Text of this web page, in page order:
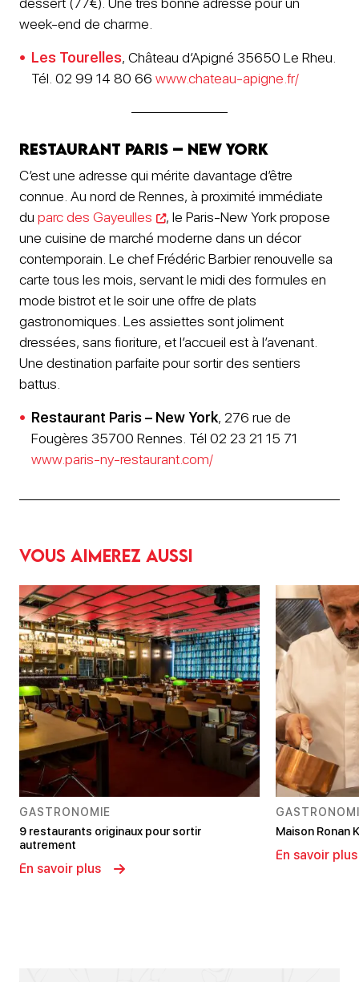
week-end de charme.
Les Tourelles, Château d’Apigné 35650 Le Rheu.
Tél. 02 99 14 80 66 www.chateau-apigne.fr/
Restaurant Paris – New York
C’est une adresse qui mérite davantage d’être
connue. Au nord de Rennes, à proximité immédiate
du parc des Gayeulles
, le Paris-New York propose
une cuisine de marché moderne dans un décor
contemporain. Le chef Frédéric Barbier renouvelle sa
carte tous les mois, servant le midi des formules en
mode bistrot et le soir une offre de plats
gastronomiques. Les assiettes sont joliment
dressées, sans fioriture, et l’accueil est à l’avenant.
Une destination parfaite pour sortir des sentiers
battus.
Restaurant Paris – New York, 276 rue de
Fougères 35700 Rennes. Tél 02 23 21 15 71
www.paris-ny-restaurant.com/
Vous aimerez aussi
GASTRONOMIE
9 restaurants originaux pour sortir
autrement
En savoir plus
Maison Ronan
En savoir plus